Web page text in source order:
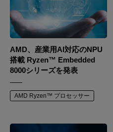
AMD、産業用AI対応のNPU
搭載 Ryzen™ Embedded
8000シリーズを発表
AMD Ryzen™ プロセッサー